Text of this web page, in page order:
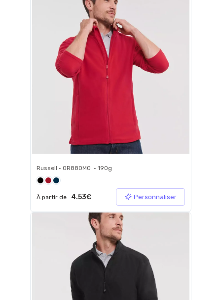
Russell • 0R880M0 • 190g
À partir de 4.53€ Personnaliser